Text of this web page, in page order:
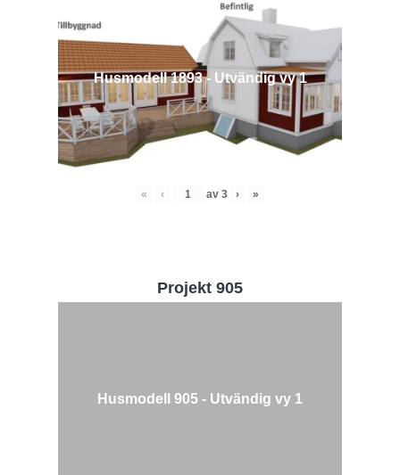
Husmodell 1893 - Utvändig vy 1
« ‹ av 3 › »
Projekt 905
Husmodell 905 - Utvändig vy 1